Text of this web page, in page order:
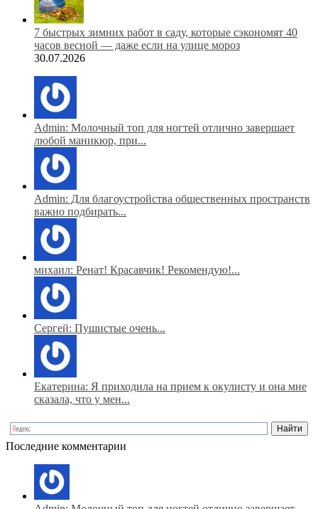
7 быстрых зимних работ в саду, которые сэкономят 40
часов весной — даже если на улице мороз
30.07.2026
Admin: Молочный топ для ногтей отлично завершает
любой маникюр, при...
Admin: Для благоустройства общественных пространств
важно подбирать...
михаил: Ренат! Красавчик! Рекомендую!...
Сергей: Пушистые очень...
Екатерина: Я приходила на прием к окулисту и она мне
сказала, что у мен...
Последние комментарии